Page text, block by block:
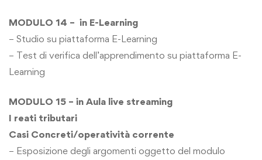
MODULO 14 – in E-Learning
– Studio su piattaforma E-Learning
– Test di verifica dell’apprendimento su piattaforma E-
Learning
MODULO 15 – in Aula live streaming
I reati tributari
Casi Concreti/operatività corrente
– Esposizione degli argomenti oggetto del modulo